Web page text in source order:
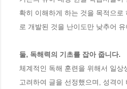
확히 이해하게 하는 것을 목적으
로 개발된 것을 난이도만 낮추어
둘, 독해력의 기초를 잡아 줍니다.
체계적인 독해 훈련을 위해서 일
고려하여 글을 선정했으며, 성격